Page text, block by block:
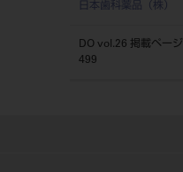
日本歯科薬品（株）
DO vol.26 掲載ページ
499